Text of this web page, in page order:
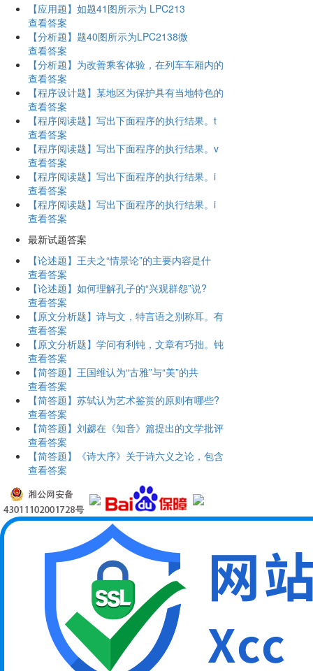
【应用题】如题41图所示为 LPC213
查看答案
【分析题】题40图所示为LPC2138微
查看答案
【分析题】为改善乘客体验，在列车车厢内的
查看答案
【程序设计题】某地区为保护具有当地特色的
查看答案
【程序阅读题】写出下面程序的执行结果。t
查看答案
【程序阅读题】写出下面程序的执行结果。v
查看答案
【程序阅读题】写出下面程序的执行结果。i
查看答案
【程序阅读题】写出下面程序的执行结果。i
查看答案
最新试题答案
【论述题】王夫之“情景论”的主要内容是什
查看答案
【论述题】如何理解孔子的“兴观群怨”说?
查看答案
【原文分析题】诗与文，特言语之别称耳。有
查看答案
【原文分析题】学问有利钝，文章有巧拙。钝
查看答案
【简答题】王国维认为“古雅”与“美”的共
查看答案
【简答题】苏轼认为艺术鉴赏的原则有哪些?
查看答案
【简答题】刘勰在《知音》篇提出的文学批评
查看答案
【简答题】《诗大序》关于诗六义之论，包含
查看答案